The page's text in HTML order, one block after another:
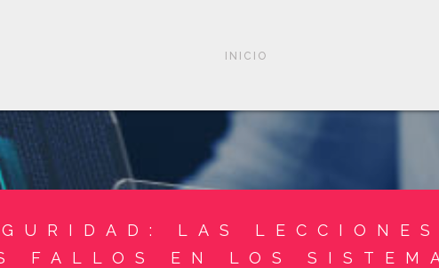
INICIO
LAS LECCIONES
FALLOS EN LOS